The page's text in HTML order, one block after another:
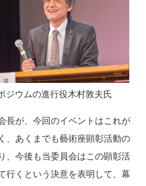
ジウムの進行役木村敦夫氏
長が、今回のイベントはこれが
、あくまでも藝術座顕彰活動の
、今後も当委員会はこの顕彰活
行くという決意を表明して、幕